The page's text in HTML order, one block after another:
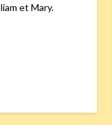
et Mary.